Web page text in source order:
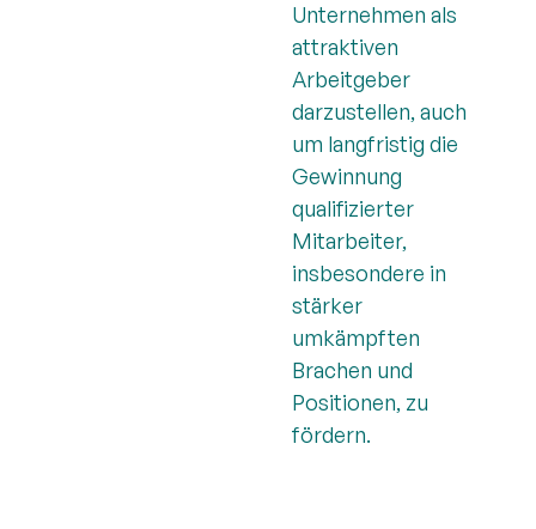
Unternehmen als
attraktiven
Arbeitgeber
darzustellen, auch
um langfristig die
Gewinnung
qualifizierter
Mitarbeiter,
insbesondere in
stärker
umkämpften
Brachen und
Positionen, zu
fördern.